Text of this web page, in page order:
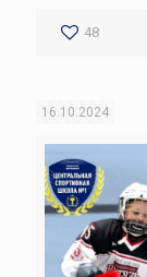
48
16.10.2024